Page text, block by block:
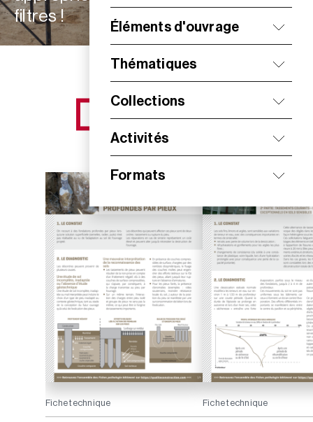
Éléments d'ouvrage
Thématiques
Collections
Activités
Formats
filtres !
NOS NOUVEAUTÉS
Fiche technique Fiche technique